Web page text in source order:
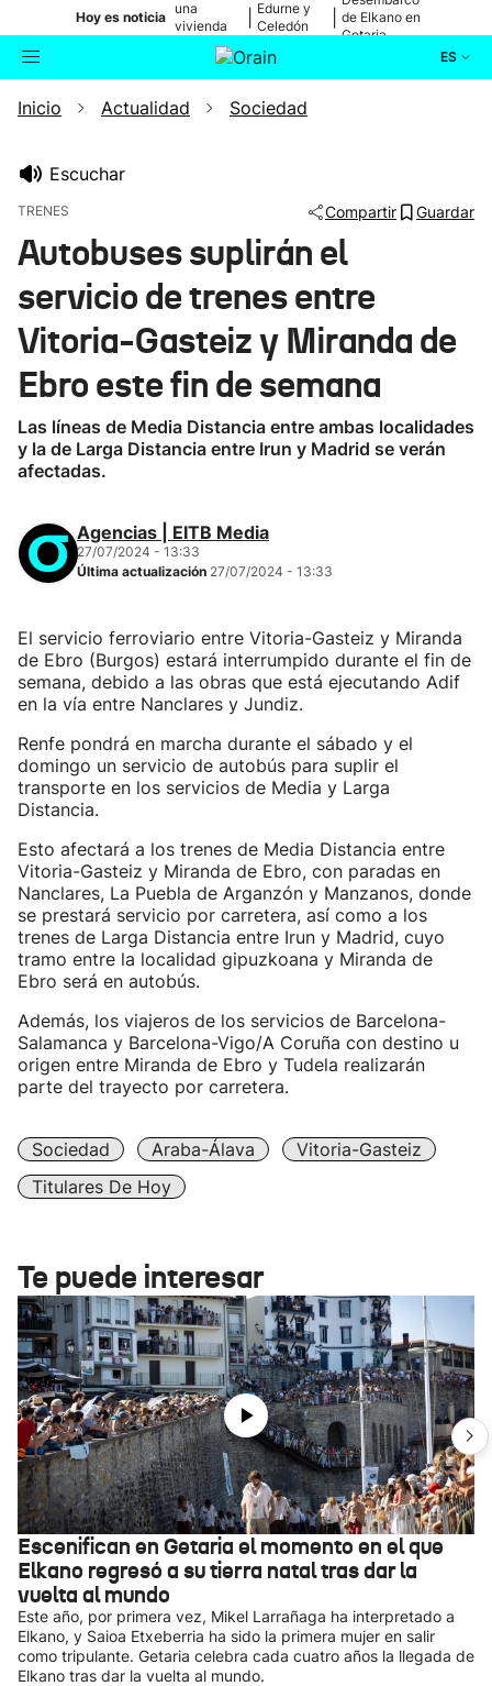
Hoy es noticia
una
vivienda
de Bilbao
Edurne y
Celedón
de Elkano en
Getaria
ES
Buscador Actualidad
Ikusmiran
Eguraldia
Inicio Actualidad Sociedad
Escuchar
TRENES Compartir Guardar
Autobuses suplirán el
servicio de trenes entre
Vitoria-Gasteiz y Miranda de
Ebro este fin de semana
Las líneas de Media Distancia entre ambas localidades
y la de Larga Distancia entre Irun y Madrid se verán
afectadas.
Agencias | EITB Media
27/07/2024 - 13:33
Última actualización 27/07/2024 - 13:33
El servicio ferroviario entre Vitoria-Gasteiz y Miranda
de Ebro (Burgos) estará interrumpido durante el fin de
semana, debido a las obras que está ejecutando Adif
en la vía entre Nanclares y Jundiz.
Renfe pondrá en marcha durante el sábado y el
domingo un servicio de autobús para suplir el
transporte en los servicios de Media y Larga
Distancia.
Esto afectará a los trenes de Media Distancia entre
Vitoria-Gasteiz y Miranda de Ebro, con paradas en
Nanclares, La Puebla de Arganzón y Manzanos, donde
se prestará servicio por carretera, así como a los
trenes de Larga Distancia entre Irun y Madrid, cuyo
tramo entre la localidad gipuzkoana y Miranda de
Ebro será en autobús.
Además, los viajeros de los servicios de Barcelona-
Salamanca y Barcelona-Vigo/A Coruña con destino u
origen entre Miranda de Ebro y Tudela realizarán
parte del trayecto por carretera.
Sociedad Araba-Álava
Vitoria-Gasteiz
Titulares De Hoy
Te puede interesar
Escenifican en Getaria el momento en el que
Elkano regresó a su tierra natal tras dar la
vuelta al mundo
Este año, por primera vez, Mikel Larrañaga ha interpretado a
Elkano, y Saioa Etxeberria ha sido la primera mujer en salir
como tripulante. Getaria celebra cada cuatro años la llegada de
Elkano tras dar la vuelta al mundo.